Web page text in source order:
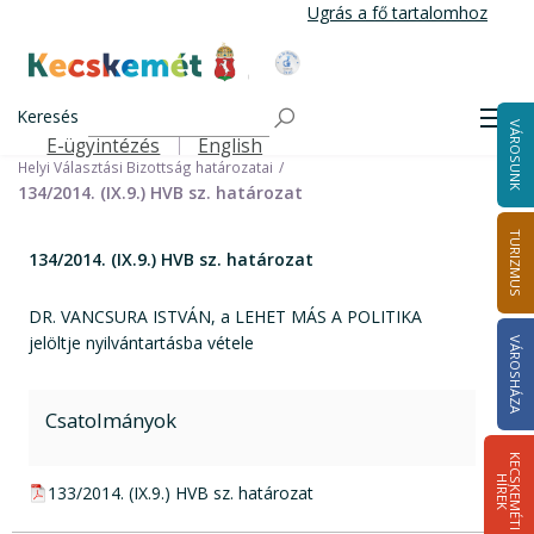
tartalomra
Ugrás a fő tartalomhoz
Kecskemét Város Honlapja
Keresés
Felső navigáció
E-ügyintézés English VÁROSUNK
TURIZMUS
VÁROSHÁZA
K
E
C
S
K
E
M
É
T
I
HÍ
R
E
K
Választási információk
Helyi önkormányzati képviselők és polgármester választás 2014
Helyi Választási Bizottság ülései, határozatai
Helyi Választási Bizottság határozatai
134/2014. (IX.9.) HVB sz. határozat
134/2014. (IX.9.) HVB sz. határozat
DR. VANCSURA ISTVÁN, a LEHET MÁS A POLITIKA
jelöltje nyilvántartásba vétele
Csatolmányok
pdf csatolmány:
133/2014. (IX.9.) HVB sz. határozat